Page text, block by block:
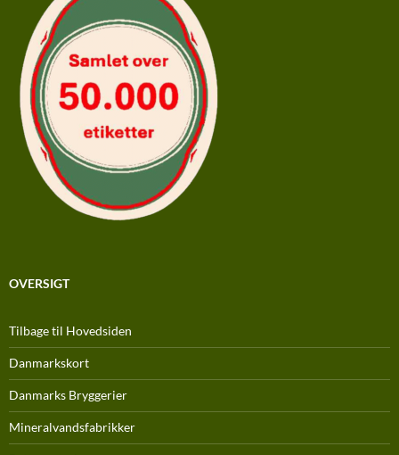
OVERSIGT
Tilbage til Hovedsiden
Danmarkskort
Danmarks Bryggerier
Mineralvandsfabrikker